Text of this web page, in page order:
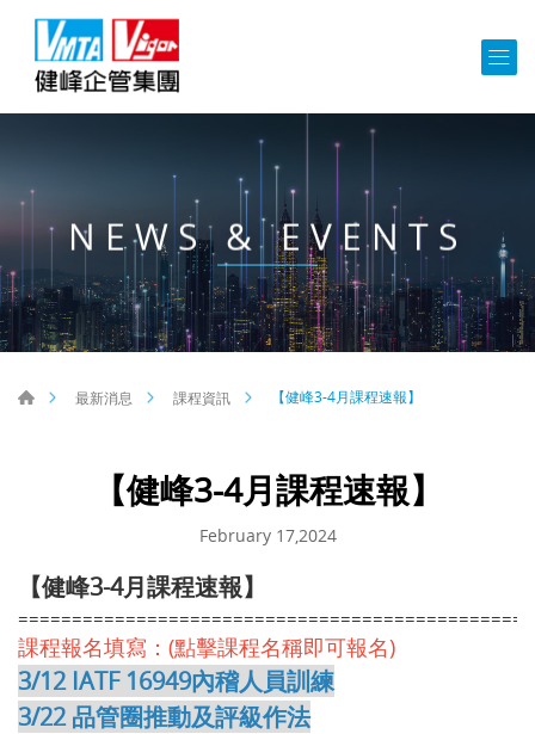
NEWS & EVENTS
最新消息 課程資訊 【健峰3-4月課程速報】
【健峰3-4月課程速報】
February 17,2024
【健峰3-4月課程速報】
===============================================
課程報名填寫：(點擊課程名稱即可報名)
3/12 IATF 16949內稽人員訓練
3/22 品管圈推動及評級作法